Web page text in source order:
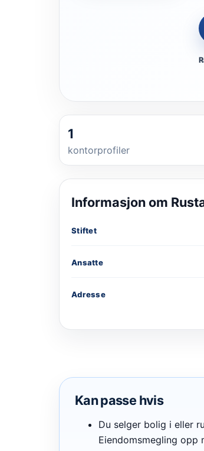
1
kontorprofiler
Informasjon om
Stiftet
Ansatte
Adresse
Kan passe hvis
Du selger bolig i eller
Eiendomsmegling opp